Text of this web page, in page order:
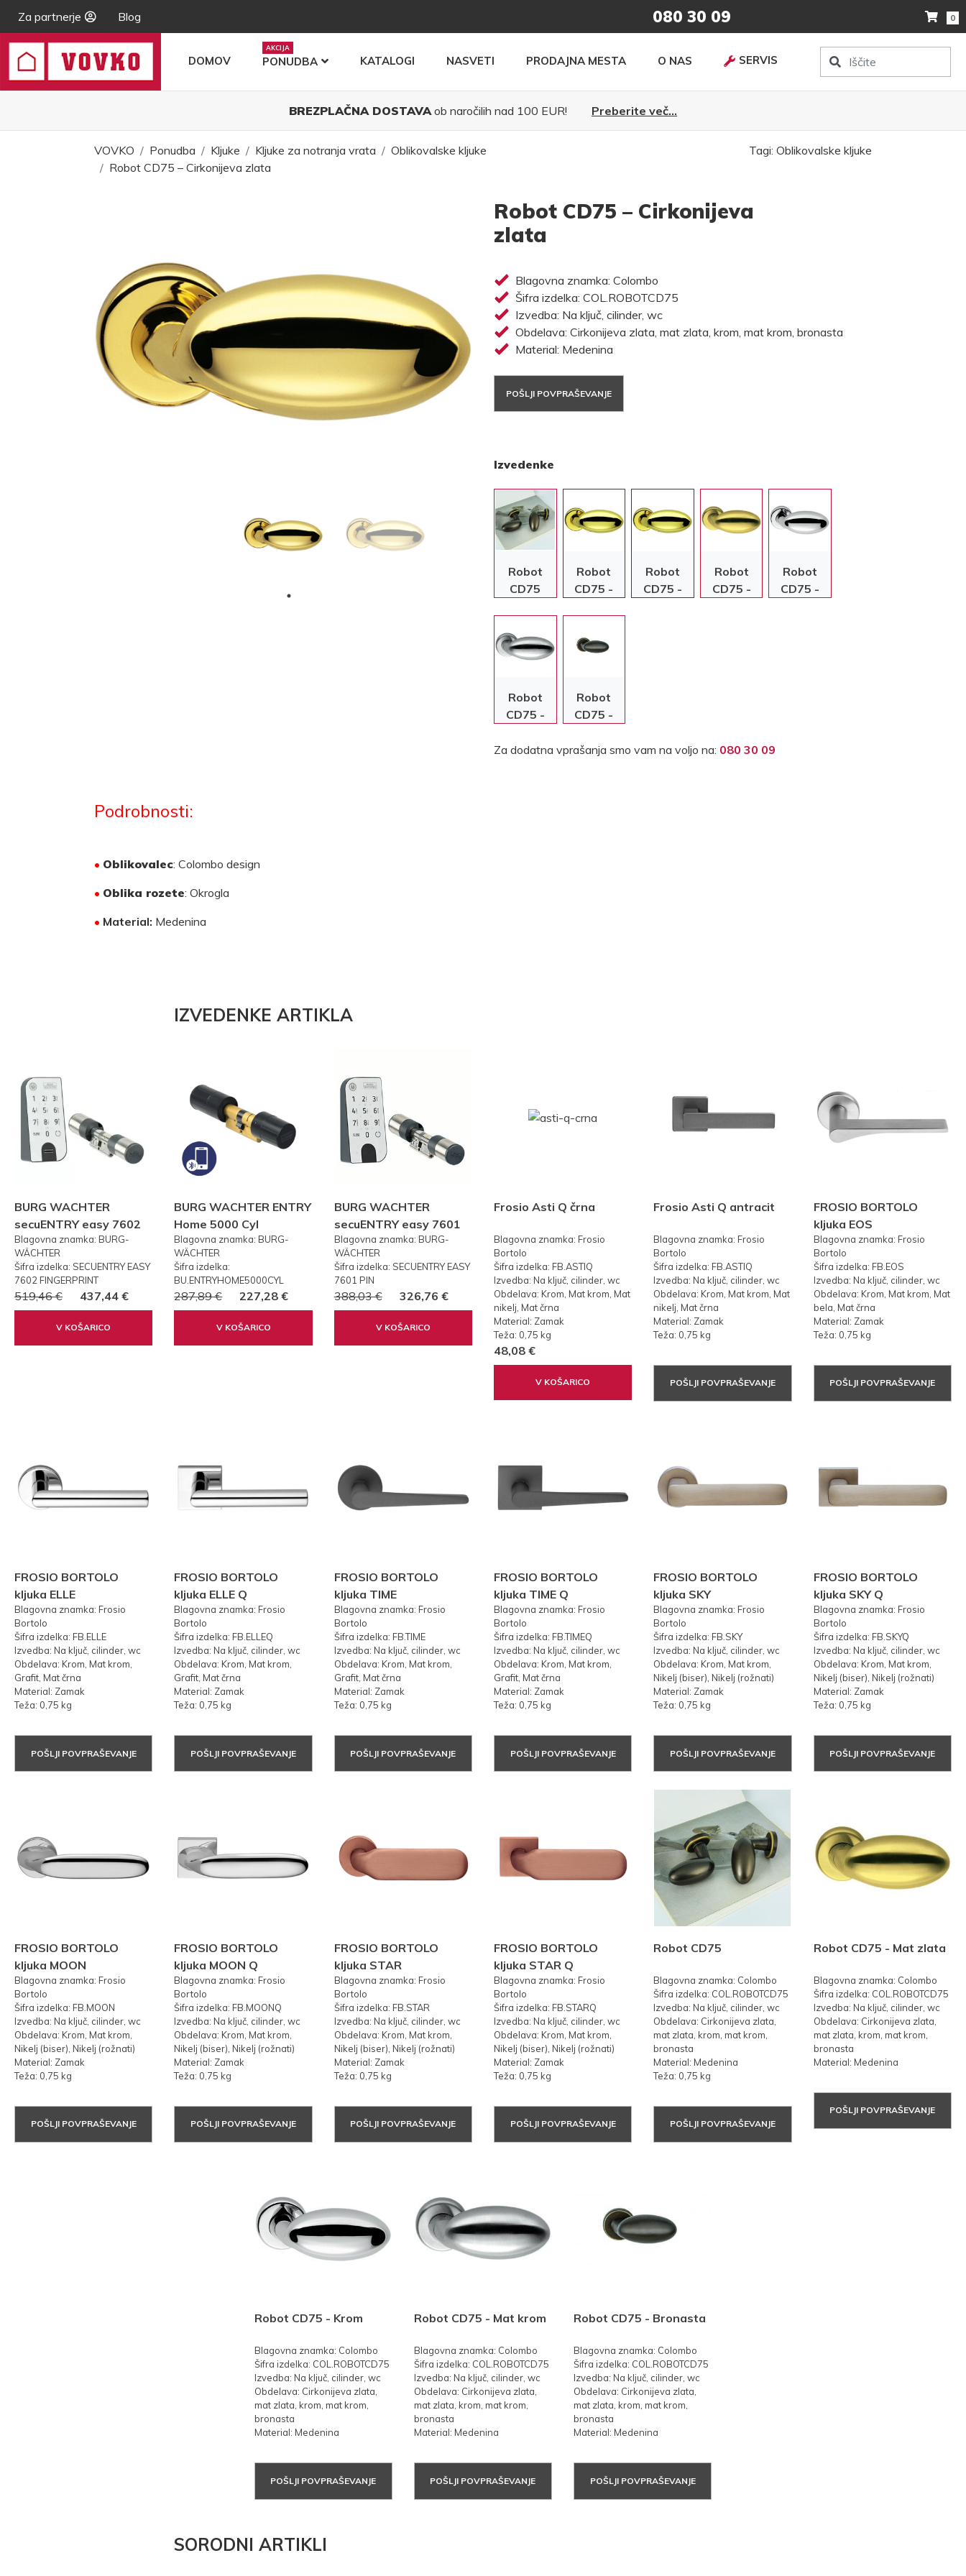
Za partnerje Blog 080 30 09 0
DOMOV PONUDBA KATALOGI NASVETI PRODAJNA MESTA O NAS SERVIS
BREZPLAČNA DOSTAVAob naročilih nad 100 EUR! Preberite več...
VOVKO Ponudba Kljuke Kljuke za notranja vrata
Oblikovalske kljuke
Robot CD75 – Cirkonijeva zlata
Tagi: Oblikovalske kljuke
Robot CD75 – Cirkonijeva
zlata
Blagovna znamka: Colombo
Šifra izdelka: COL.ROBOTCD75
Izvedba: Na ključ, cilinder, wc
Obdelava: Cirkonijeva zlata, mat zlata, krom, mat krom, bronasta
Material: Medenina
POŠLJI POVPRAŠEVANJE
Izvedenke
Robot
CD75
Robot
CD75 -
Robot
CD75 -
Robot
CD75 -
Robot
CD75 -
Robot
CD75 -
Robot
CD75 -
Za dodatna vprašanja smo vam na voljo na: 080 30 09
Podrobnosti:
• Oblikovalec: Colombo design
• Oblika rozete: Okrogla
• Material: Medenina
IZVEDENKE ARTIKLA
BURG WACHTER
secuENTRY easy 7602
FP PRSTNI ODTIS
Blagovna znamka: BURG-
WÄCHTER
Šifra izdelka: SECUENTRY EASY
7602 FINGERPRINT
519,46 € 437,44 €
V KOŠARICO
BURG WACHTER ENTRY
Home 5000 Cyl
Blagovna znamka: BURG-
WÄCHTER
Šifra izdelka:
BU.ENTRYHOME5000CYL
287,89 € 227,28 €
V KOŠARICO
BURG WACHTER
secuENTRY easy 7601
PIN KODA
Blagovna znamka: BURG-
WÄCHTER
Šifra izdelka: SECUENTRY EASY
7601 PIN
388,03 € 326,76 €
V KOŠARICO
Frosio Asti Q črna
Blagovna znamka: Frosio
Bortolo
Šifra izdelka: FB.ASTIQ
Izvedba: Na ključ, cilinder, wc
Obdelava: Krom, Mat krom, Mat
nikelj, Mat črna
Material: Zamak
Teža: 0,75 kg
48,08 €
V KOŠARICO
Frosio Asti Q antracit
Blagovna znamka: Frosio
Bortolo
Šifra izdelka: FB.ASTIQ
Izvedba: Na ključ, cilinder, wc
Obdelava: Krom, Mat krom, Mat
nikelj, Mat črna
Material: Zamak
Teža: 0,75 kg
POŠLJI POVPRAŠEVANJE
FROSIO BORTOLO
kljuka EOS
Blagovna znamka: Frosio
Bortolo
Šifra izdelka: FB.EOS
Izvedba: Na ključ, cilinder, wc
Obdelava: Krom, Mat krom, Mat
bela, Mat črna
Material: Zamak
Teža: 0,75 kg
POŠLJI POVPRAŠEVANJE
FROSIO BORTOLO
kljuka ELLE
Blagovna znamka: Frosio
Bortolo
Šifra izdelka: FB.ELLE
Izvedba: Na ključ, cilinder, wc
Obdelava: Krom, Mat krom,
Grafit, Mat črna
Material: Zamak
Teža: 0,75 kg
POŠLJI POVPRAŠEVANJE
FROSIO BORTOLO
kljuka ELLE Q
Blagovna znamka: Frosio
Bortolo
Šifra izdelka: FB.ELLEQ
Izvedba: Na ključ, cilinder, wc
Obdelava: Krom, Mat krom,
Grafit, Mat črna
Material: Zamak
Teža: 0,75 kg
POŠLJI POVPRAŠEVANJE
FROSIO BORTOLO
kljuka TIME
Blagovna znamka: Frosio
Bortolo
Šifra izdelka: FB.TIME
Izvedba: Na ključ, cilinder, wc
Obdelava: Krom, Mat krom,
Grafit, Mat črna
Material: Zamak
Teža: 0,75 kg
POŠLJI POVPRAŠEVANJE
FROSIO BORTOLO
kljuka TIME Q
Blagovna znamka: Frosio
Bortolo
Šifra izdelka: FB.TIMEQ
Izvedba: Na ključ, cilinder, wc
Obdelava: Krom, Mat krom,
Grafit, Mat črna
Material: Zamak
Teža: 0,75 kg
POŠLJI POVPRAŠEVANJE
FROSIO BORTOLO
kljuka SKY
Blagovna znamka: Frosio
Bortolo
Šifra izdelka: FB.SKY
Izvedba: Na ključ, cilinder, wc
Obdelava: Krom, Mat krom,
Nikelj (biser), Nikelj (rožnati)
Material: Zamak
Teža: 0,75 kg
POŠLJI POVPRAŠEVANJE
FROSIO BORTOLO
kljuka SKY Q
Blagovna znamka: Frosio
Bortolo
Šifra izdelka: FB.SKYQ
Izvedba: Na ključ, cilinder, wc
Obdelava: Krom, Mat krom,
Nikelj (biser), Nikelj (rožnati)
Material: Zamak
Teža: 0,75 kg
POŠLJI POVPRAŠEVANJE
FROSIO BORTOLO
kljuka MOON
Blagovna znamka: Frosio
Bortolo
Šifra izdelka: FB.MOON
Izvedba: Na ključ, cilinder, wc
Obdelava: Krom, Mat krom,
Nikelj (biser), Nikelj (rožnati)
Material: Zamak
Teža: 0,75 kg
POŠLJI POVPRAŠEVANJE
FROSIO BORTOLO
kljuka MOON Q
Blagovna znamka: Frosio
Bortolo
Šifra izdelka: FB.MOONQ
Izvedba: Na ključ, cilinder, wc
Obdelava: Krom, Mat krom,
Nikelj (biser), Nikelj (rožnati)
Material: Zamak
Teža: 0,75 kg
POŠLJI POVPRAŠEVANJE
FROSIO BORTOLO
kljuka STAR
Blagovna znamka: Frosio
Bortolo
Šifra izdelka: FB.STAR
Izvedba: Na ključ, cilinder, wc
Obdelava: Krom, Mat krom,
Nikelj (biser), Nikelj (rožnati)
Material: Zamak
Teža: 0,75 kg
POŠLJI POVPRAŠEVANJE
FROSIO BORTOLO
kljuka STAR Q
Blagovna znamka: Frosio
Bortolo
Šifra izdelka: FB.STARQ
Izvedba: Na ključ, cilinder, wc
Obdelava: Krom, Mat krom,
Nikelj (biser), Nikelj (rožnati)
Material: Zamak
Teža: 0,75 kg
POŠLJI POVPRAŠEVANJE
Robot CD75
Blagovna znamka: Colombo
Šifra izdelka: COL.ROBOTCD75
Izvedba: Na ključ, cilinder, wc
Obdelava: Cirkonijeva zlata,
mat zlata, krom, mat krom,
bronasta
Material: Medenina
Teža: 0,75 kg
POŠLJI POVPRAŠEVANJE
Robot CD75 - Mat zlata
Blagovna znamka: Colombo
Šifra izdelka: COL.ROBOTCD75
Izvedba: Na ključ, cilinder, wc
Obdelava: Cirkonijeva zlata,
mat zlata, krom, mat krom,
bronasta
Material: Medenina
POŠLJI POVPRAŠEVANJE
Robot CD75 - Krom
Blagovna znamka: Colombo
Šifra izdelka: COL.ROBOTCD75
Izvedba: Na ključ, cilinder, wc
Obdelava: Cirkonijeva zlata,
mat zlata, krom, mat krom,
bronasta
Material: Medenina
POŠLJI POVPRAŠEVANJE
Robot CD75 - Mat krom
Blagovna znamka: Colombo
Šifra izdelka: COL.ROBOTCD75
Izvedba: Na ključ, cilinder, wc
Obdelava: Cirkonijeva zlata,
mat zlata, krom, mat krom,
bronasta
Material: Medenina
POŠLJI POVPRAŠEVANJE
Robot CD75 - Bronasta
Blagovna znamka: Colombo
Šifra izdelka: COL.ROBOTCD75
Izvedba: Na ključ, cilinder, wc
Obdelava: Cirkonijeva zlata,
mat zlata, krom, mat krom,
bronasta
Material: Medenina
POŠLJI POVPRAŠEVANJE
SORODNI ARTIKLI